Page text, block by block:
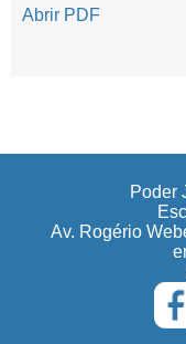
Abrir PDF
Poder
Av. Rogério